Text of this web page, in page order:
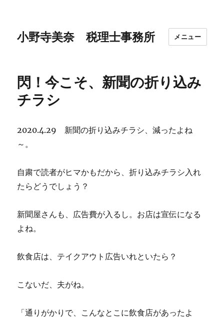
小野寺美奈 税理士事務所 メニュー
閃！今こそ、新聞の折り込み
チラシ
2020.4.29 新聞の折り込みチラシ、減ったよね
～。
自粛で読者がヒマかもだから、折り込みチラシ入れ
たらどうでしょう？
新聞屋さんも、広告費が入るし。お店は宣伝になる
よね。
飲食店は、テイクアウト広告いれといたら？
こないだ、夫がね。
「通りがかりで、こんなとこに飲食店があったよ